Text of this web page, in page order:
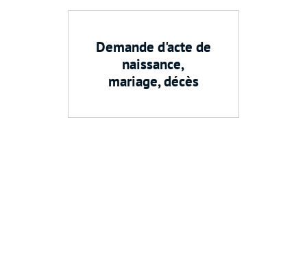
Demande d'acte de
naissance,
mariage, décès